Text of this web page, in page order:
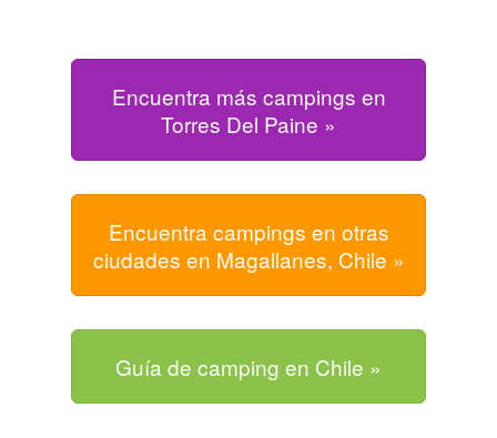
Encuentra más campings en
Torres Del Paine »
Encuentra campings en otras
ciudades en Magallanes, Chile »
Guía de camping en Chile »